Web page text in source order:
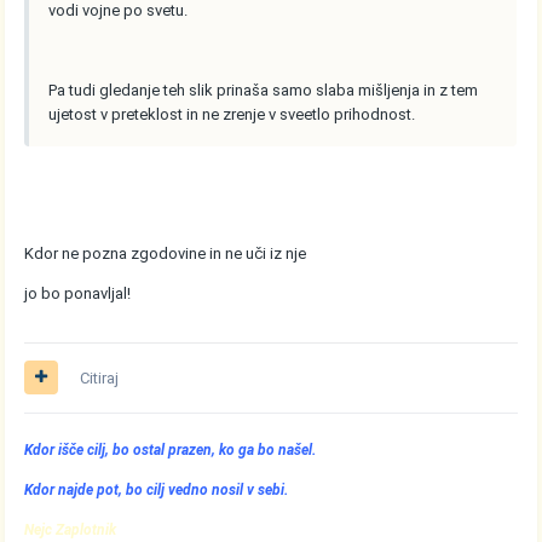
vodi vojne po svetu.
Pa tudi gledanje teh slik prinaša samo slaba mišljenja in z tem
ujetost v preteklost in ne zrenje v sveetlo prihodnost.
Kdor ne pozna zgodovine in ne uči iz nje
jo bo ponavljal!
Citiraj
Kdor išče cilj, bo ostal prazen, ko ga bo našel.
Kdor najde pot, bo cilj vedno nosil v sebi.
Nejc Zaplotnik